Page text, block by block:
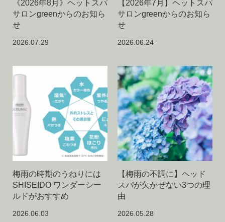
《2026年8月》ヘットスパ
サロンgreenからのお知ら
せ
2026.07.29
【2026年7月】ヘットスパ
サロンgreenからのお知ら
せ
2026.06.24
梅雨の時期のうねりには
SHISEIDO ワンダーシー
ルドがおすすめ
2026.06.03
【梅雨の不調に】ヘッド
スパが欠かせない3つの理
由
2026.05.28